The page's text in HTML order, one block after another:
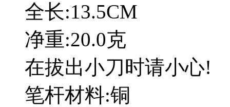
全长:13.5CM
净重:20.0克
在拔出小刀时请小心!
笔杆材料:铜